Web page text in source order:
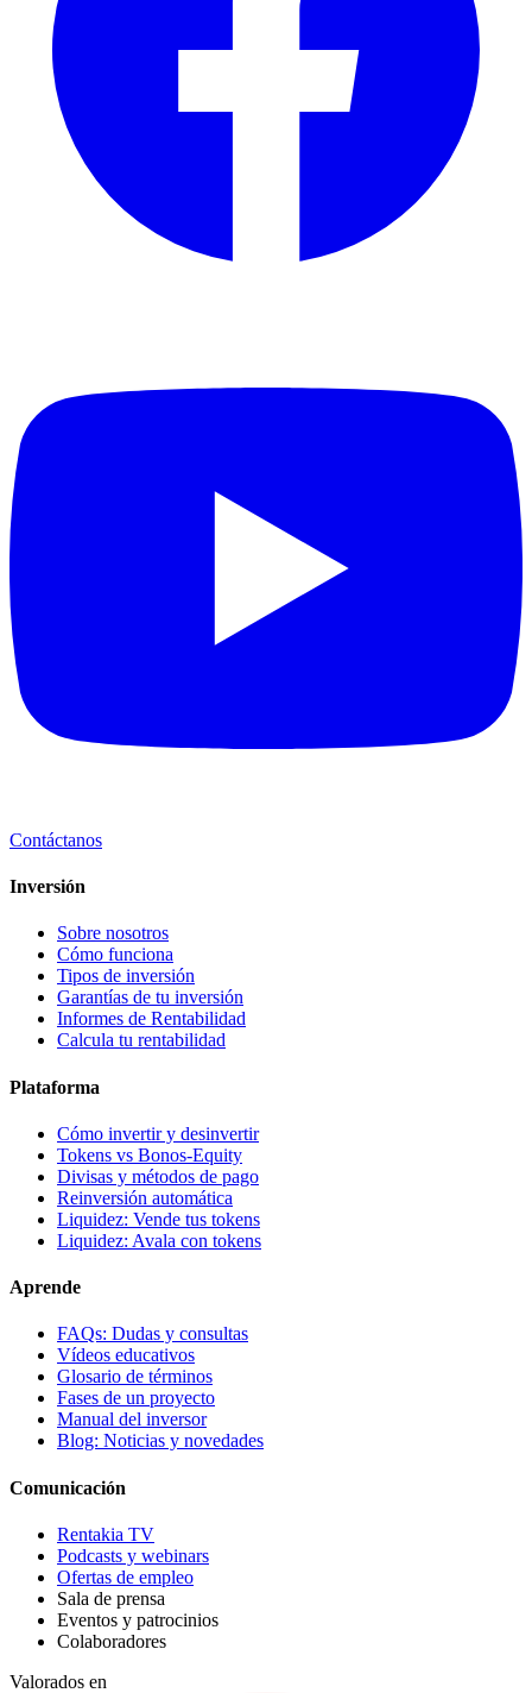
Contáctanos
Inversión
Sobre nosotros
Cómo funciona
Tipos de inversión
Garantías de tu inversión
Informes de Rentabilidad
Calcula tu rentabilidad
Plataforma
Cómo invertir y desinvertir
Tokens vs Bonos-Equity
Divisas y métodos de pago
Reinversión automática
Liquidez: Vende tus tokens
Liquidez: Avala con tokens
Aprende
FAQs: Dudas y consultas
Vídeos educativos
Glosario de términos
Fases de un proyecto
Manual del inversor
Blog: Noticias y novedades
Comunicación
Rentakia TV
Podcasts y webinars
Ofertas de empleo
Sala de prensa
Eventos y patrocinios
Colaboradores
Valorados en